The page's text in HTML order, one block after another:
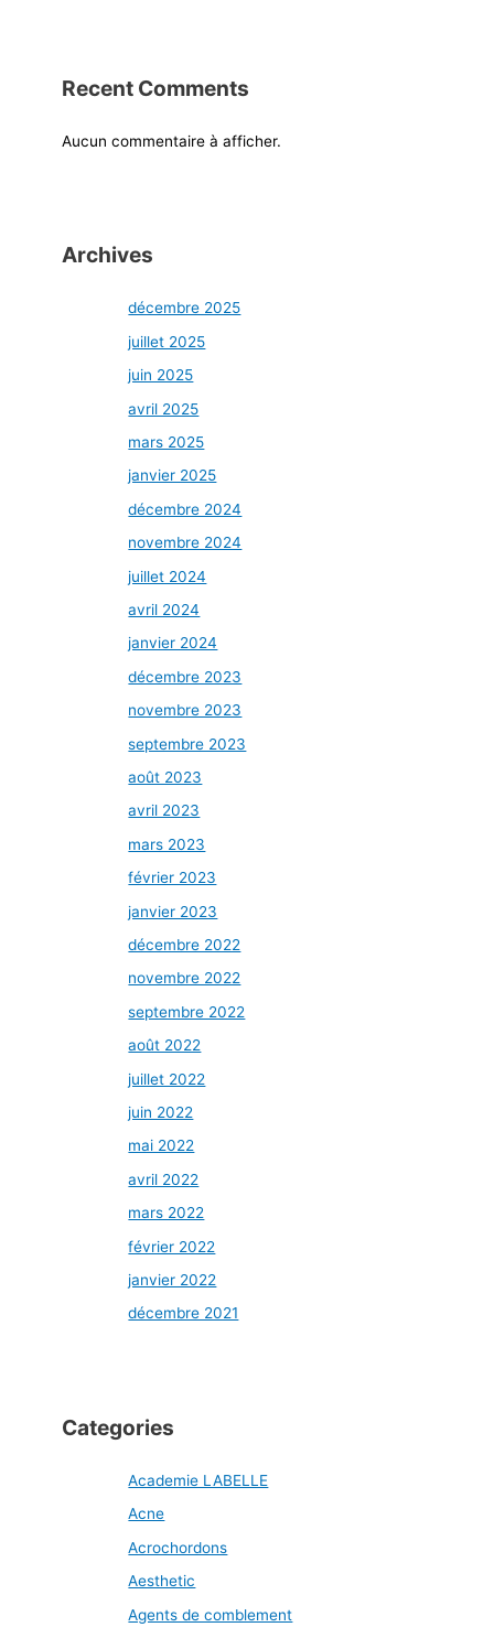
Recent Comments
Aucun commentaire à afficher.
Archives
décembre 2025
juillet 2025
juin 2025
avril 2025
mars 2025
janvier 2025
décembre 2024
novembre 2024
juillet 2024
avril 2024
janvier 2024
décembre 2023
novembre 2023
septembre 2023
août 2023
avril 2023
mars 2023
février 2023
janvier 2023
décembre 2022
novembre 2022
septembre 2022
août 2022
juillet 2022
juin 2022
mai 2022
avril 2022
mars 2022
février 2022
janvier 2022
décembre 2021
Categories
Academie LABELLE
Acne
Acrochordons
Aesthetic
Agents de comblement